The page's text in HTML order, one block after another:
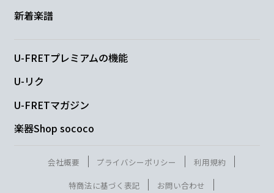
新着楽譜
U-FRETプレミアムの機能
U-リク
U-FRETマガジン
楽器Shop sococo
会社概要 プライバシーポリシー
利用規約
特商法に基づく表記
お問い合わせ